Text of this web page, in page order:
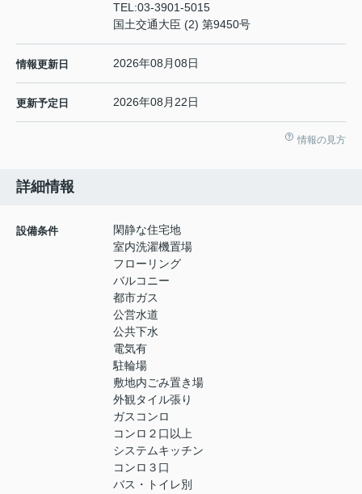
TEL:03-3901-5015
国土交通大臣 (2) 第9450号
情報更新日 2026年08月08日
更新予定日 2026年08月22日
情報の見方
詳細情報
設備条件
閑静な住宅地
室内洗濯機置場
フローリング
バルコニー
都市ガス
公営水道
公共下水
電気有
駐輪場
敷地内ごみ置き場
外観タイル張り
ガスコンロ
コンロ２口以上
システムキッチン
コンロ３口
バス・トイレ別